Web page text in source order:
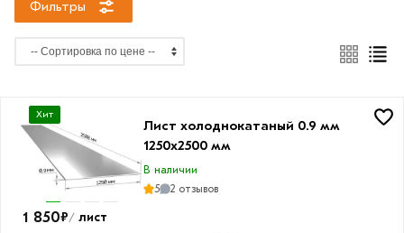
Фильтры
Хит
Лист холоднокатаный 0.9 мм
1250х2500 мм
В наличии
5
2 отзывов
1 850₽/ лист